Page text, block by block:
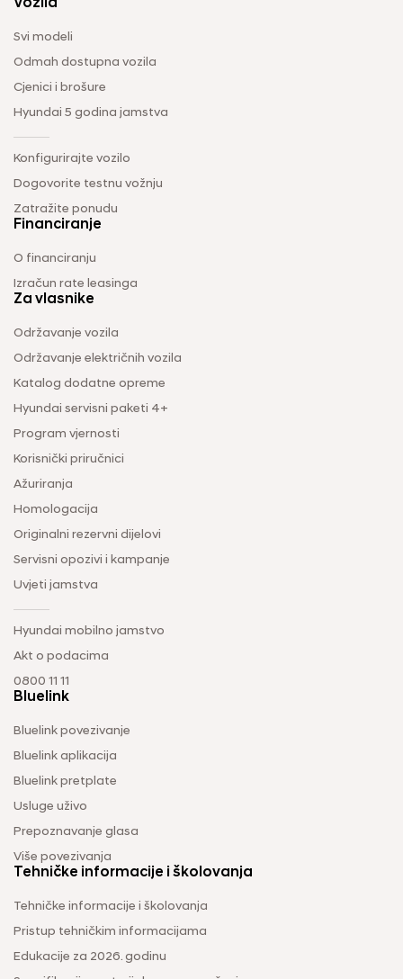
Vozila
Svi modeli
Odmah dostupna vozila
Cjenici i brošure
Hyundai 5 godina jamstva
Konfigurirajte vozilo
Dogovorite testnu vožnju
Zatražite ponudu
Financiranje
O financiranju
Izračun rate leasinga
Za vlasnike
Održavanje vozila
Održavanje električnih vozila
Katalog dodatne opreme
Hyundai servisni paketi 4+
Program vjernosti
Korisnički priručnici
Ažuriranja
Homologacija
Originalni rezervni dijelovi
Servisni opozivi i kampanje
Uvjeti jamstva
Hyundai mobilno jamstvo
Akt o podacima
0800 11 11
Bluelink
Bluelink povezivanje
Bluelink aplikacija
Bluelink pretplate
Usluge uživo
Prepoznavanje glasa
Više povezivanja
Tehničke informacije i školovanja
Tehničke informacije i školovanja
Pristup tehničkim informacijama
Edukacije za 2026. godinu